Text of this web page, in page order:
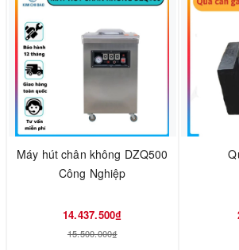
Máy hút chân không DZQ500
Công Nghiệp
14.437.500₫
15.500.000₫